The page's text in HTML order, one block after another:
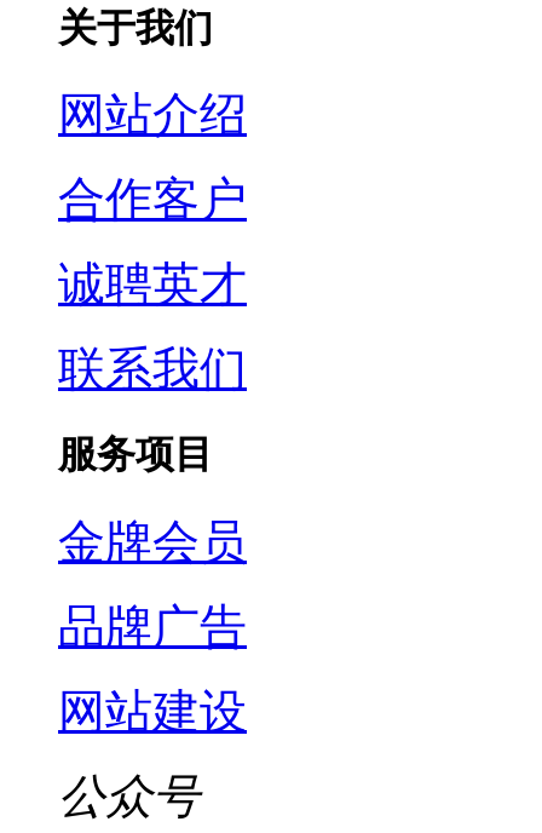
关于我们
网站介绍
合作客户
诚聘英才
联系我们
服务项目
金牌会员
品牌广告
网站建设
公众号